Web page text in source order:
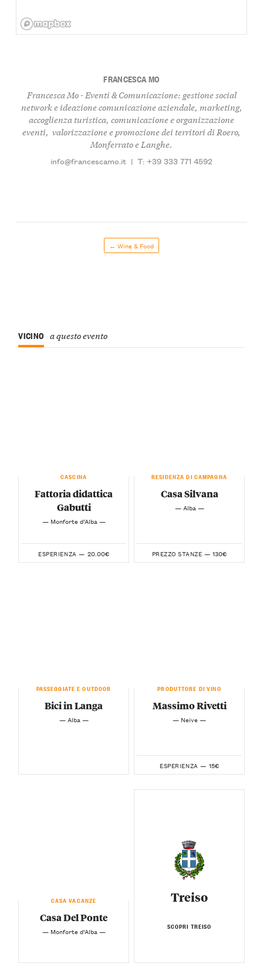
FRANCESCA MO
Francesca Mo - Eventi & Comunicazione: gestione social
network e ideazione comunicazione aziendale, marketing,
accoglienza turistica, comunicazione e organizzazione
eventi, valorizzazione e promozione dei territori di Roero,
Monferrato e Langhe.
info@francescamo.it | T: +39 333 771 4592
← Wine & Food
VICINO a questo evento
CASCINA
Fattoria didattica
Gabutti
— Monforte d’Alba —
ESPERIENZA — 20.00€
RESIDENZA DI CAMPAGNA
Casa Silvana
— Alba —
PREZZO STANZE — 130€
PASSEGGIATE E OUTDOOR
Bici in Langa
— Alba —
PRODUTTORE DI VINO
Massimo Rivetti
— Neive —
ESPERIENZA — 15€
CASA VACANZE
Casa Del Ponte
— Monforte d’Alba —
Treiso
SCOPRI TREISO